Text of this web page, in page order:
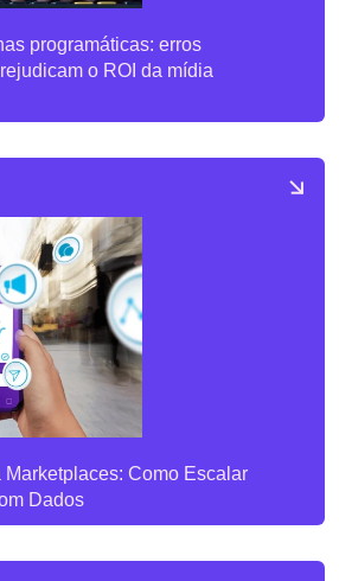
programáticas: erros
o ROI da mídia
Marketplaces: Como Escalar
Dados